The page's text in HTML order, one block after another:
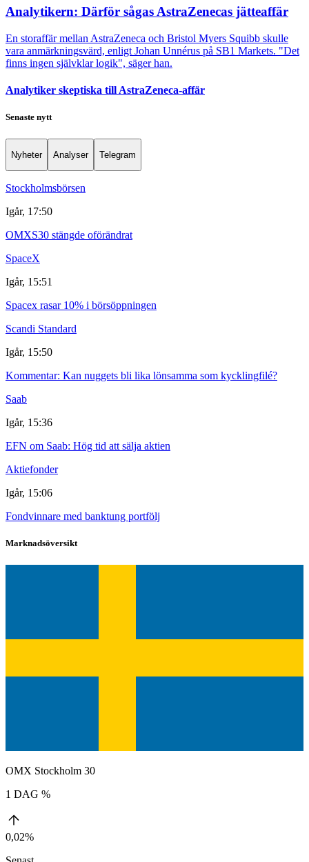
Analytikern: Därför sågas AstraZenecas jätteaffär
En storaffär mellan AstraZeneca och Bristol Myers Squibb skulle
vara anmärkningsvärd, enligt Johan Unnérus på SB1 Markets. "Det
finns ingen självklar logik", säger han.
Analytiker skeptiska till AstraZeneca-affär
Senaste nytt
Nyheter Analyser Telegram
Stockholmsbörsen
Igår, 17:50
OMXS30 stängde oförändrat
SpaceX
Igår, 15:51
Spacex rasar 10% i börsöppningen
Scandi Standard
Igår, 15:50
Kommentar: Kan nuggets bli lika lönsamma som kycklingfilé?
Saab
Igår, 15:36
EFN om Saab: Hög tid att sälja aktien
Aktiefonder
Igår, 15:06
Fondvinnare med banktung portfölj
Marknadsöversikt
OMX Stockholm 30
1 DAG %
0,02%